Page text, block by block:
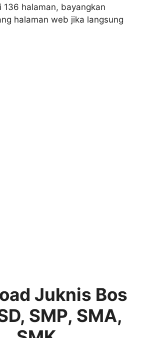
136 halaman, bayangkan
halaman web jika langsung
Juknis Bos
SMP, SMA,